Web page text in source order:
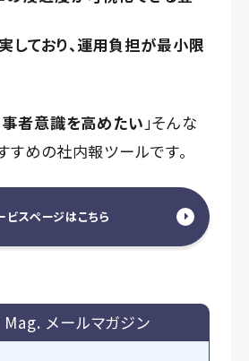
しており、運用負担が最小限
者意識を高めたい 」そんな
すめの社内報ツールです。
ビスページはこちら
メールマガジン